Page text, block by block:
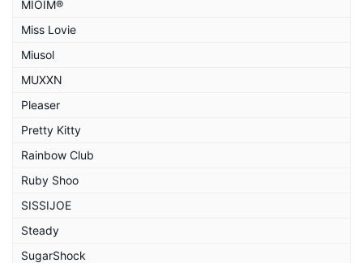
MIOIM®
Miss Lovie
Miusol
MUXXN
Pleaser
Pretty Kitty
Rainbow Club
Ruby Shoo
SISSIJOE
Steady
SugarShock